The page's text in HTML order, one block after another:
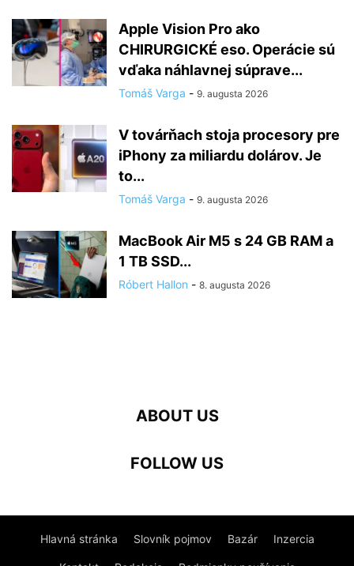
Apple Vision Pro ako
CHIRURGICKÉ eso. Operácie sú
vďaka náhlavnej súprave...
Tomáš Varga - 9. augusta 2026
V továrňach stoja procesory pre
iPhony za miliardu dolárov. Je
to...
Tomáš Varga - 9. augusta 2026
MacBook Air M5 s 24 GB RAM a
1 TB SSD...
Róbert Hallon - 8. augusta 2026
ABOUT US
FOLLOW US
Hlavná stránka Slovník pojmov Bazár Inzercia